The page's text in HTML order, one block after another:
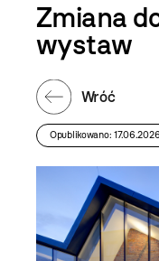
Zmiana
wystaw
Wróć
Opublikowano: 17.06.2026